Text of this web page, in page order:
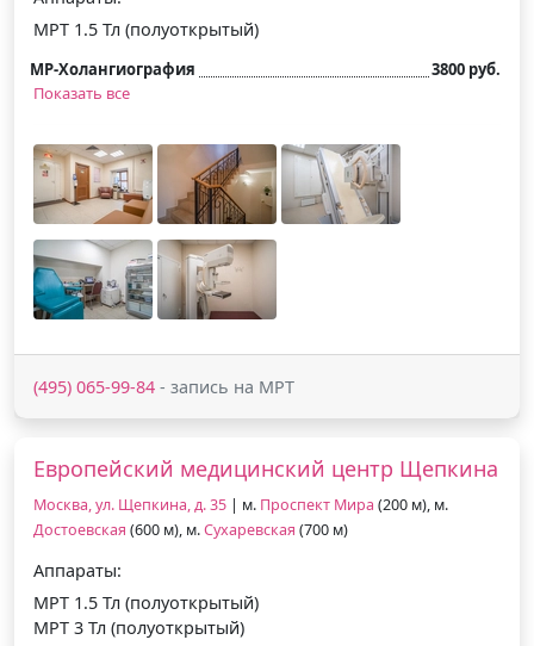
МРТ 1.5 Тл (полуоткрытый)
МР-Холангиография
3800 руб.
Показать все
(495) 065-99-84 - запись на МРТ
Европейский медицинский центр Щепкина
Москва, ул. Щепкина, д. 35 | м. Проспект Мира (200 м), м.
Достоевская (600 м), м.Сухаревская (700 м)
Аппараты:
МРТ 1.5 Тл (полуоткрытый)
МРТ 3 Тл (полуоткрытый)